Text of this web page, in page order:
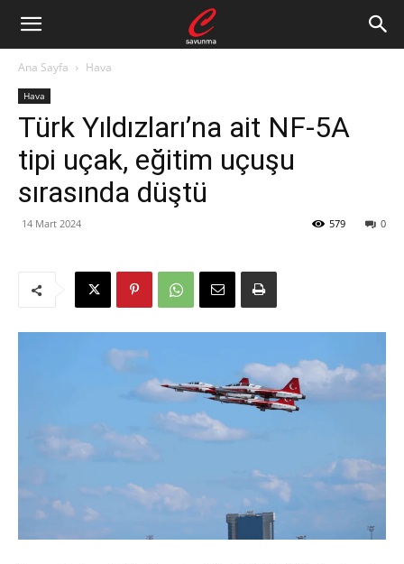
Ana Sayfa Hava
Hava
Türk Yıldızları’na ait NF-5A
tipi uçak, eğitim uçuşu
sırasında düştü
14 Mart 2024 0
579